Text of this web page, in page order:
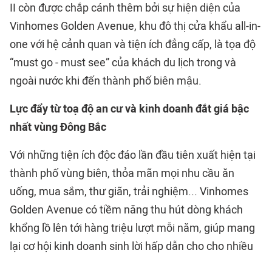
II còn được chắp cánh thêm bởi sự hiện diện của
Vinhomes Golden Avenue, khu đô thị cửa khẩu all-in-
one với hệ cảnh quan và tiện ích đẳng cấp, là tọa độ
“must go - must see” của khách du lịch trong và
ngoài nước khi đến thành phố biên mậu.
Lực đẩy từtoạ độ an cư và kinh doanh đắt giá bậc
nhất vùng Đông Bắc
Với những tiện ích độc đáo lần đầu tiên xuất hiện tại
thành phố vùng biên, thỏa mãn mọi nhu cầu ăn
uống, mua sắm, thư giãn, trải nghiệm... Vinhomes
Golden Avenue có tiềm năng thu hút dòng khách
khổng lồ lên tới hàng triệu lượt mỗi năm, giúp mang
lại cơ hội kinh doanh sinh lời hấp dẫn cho cho nhiều